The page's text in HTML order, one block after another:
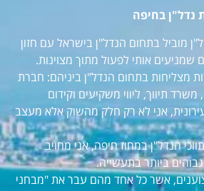
נדל"ן בחיפה
נדל"ן מוביל בתחום הנדל"ן בישראל עם חזון
אותי לפעול מתוך מצוינות.
מצליחות בתחום הנדל"ן ביניהם: חברת
תיווך, ליווי משקיעים וקידום
אני לא רק חלק מהשוק אלא מעצב
הנדל"ן במחוז חיפה, אני מחויב
ביותר בתעשייה.
אשר כל אחד מהם עבר את "מבחני